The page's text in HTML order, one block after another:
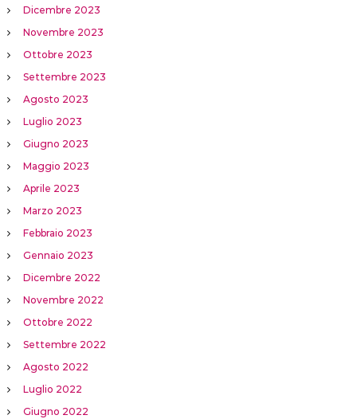
Dicembre 2023
Novembre 2023
Ottobre 2023
Settembre 2023
Agosto 2023
Luglio 2023
Giugno 2023
Maggio 2023
Aprile 2023
Marzo 2023
Febbraio 2023
Gennaio 2023
Dicembre 2022
Novembre 2022
Ottobre 2022
Settembre 2022
Agosto 2022
Luglio 2022
Giugno 2022